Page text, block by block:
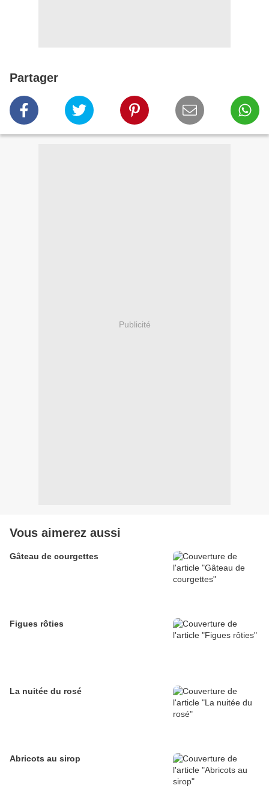
Partager
Publicité
Vous aimerez aussi
Gâteau de courgettes
Figues rôties
La nuitée du rosé
Abricots au sirop